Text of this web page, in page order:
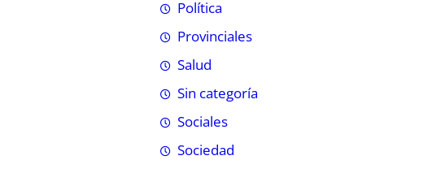
Política
Provinciales
Salud
Sin categoría
Sociales
Sociedad